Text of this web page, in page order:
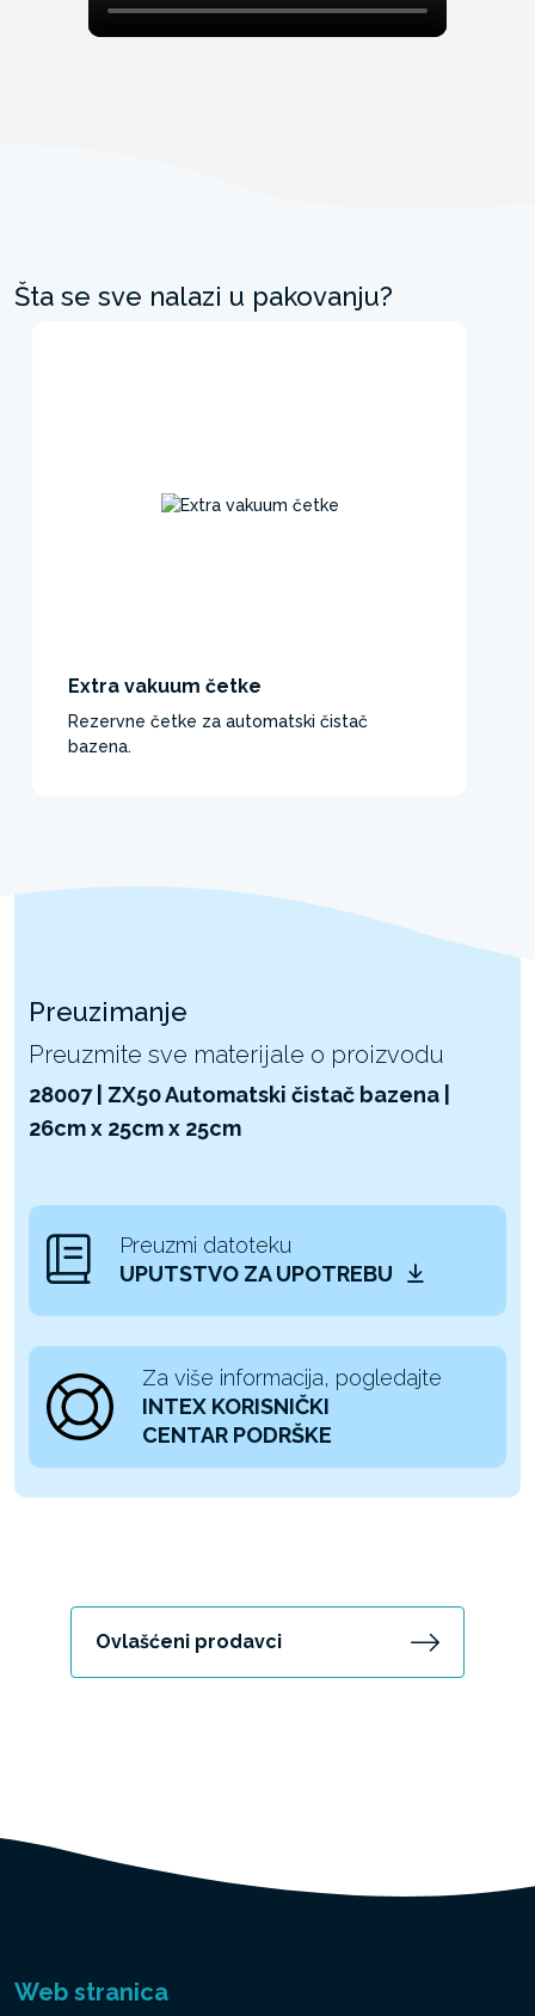
Šta se sve nalazi u pakovanju?
Extra vakuum četke
Rezervne četke za automatski čistač
bazena. ​
Preuzimanje
Preuzmite sve materijale o proizvodu
28007 | ZX50 Automatski čistač bazena |
26cm x 25cm x 25cm
Preuzmi datoteku
UPUTSTVO ZA UPOTREBU
Za više informacija, pogledajte
INTEX KORISNIČKI
CENTAR PODRŠKE
Ovlašćeni prodavci
Web stranica